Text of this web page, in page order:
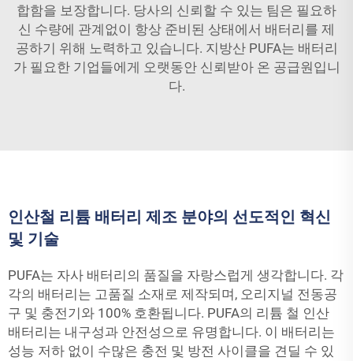
합함을 보장합니다. 당사의 신뢰할 수 있는 팀은 필요하
신 수량에 관계없이 항상 준비된 상태에서 배터리를 제
공하기 위해 노력하고 있습니다. 지방산 PUFA는 배터리
가 필요한 기업들에게 오랫동안 신뢰받아 온 공급원입니
다.
인산철 리튬 배터리 제조 분야의 선도적인 혁신
및 기술
PUFA는 자사 배터리의 품질을 자랑스럽게 생각합니다. 각
각의 배터리는 고품질 소재로 제작되며, 오리지널 전동공
구 및 충전기와 100% 호환됩니다. PUFA의 리튬 철 인산
배터리는 내구성과 안전성으로 유명합니다. 이 배터리는
성능 저하 없이 수많은 충전 및 방전 사이클을 견딜 수 있